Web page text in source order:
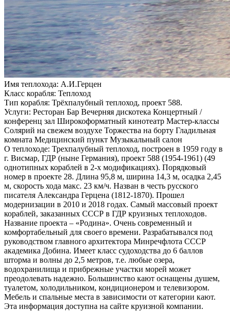
Имя теплохода: А.И.Герцен
Класс корабля: Теплоход
Тип корабля: Трёхпалубный теплоход, проект 588.
Услуги: Ресторан Бар Вечерняя дискотека Концертный /
конференц зал Широкоформатный кинотеатр Мастер-классы
Солярий на свежем воздухе Торжества на борту Гладильная
комната Медицинский пункт Музыкальный салон
О теплоходе: Трехпалубный теплоход, построен в 1959 году в
г. Висмар, ГДР (ныне Германия), проект 588 (1954-1961) (49
однотипных кораблей в 2-х модификациях). Порядковый
номер в проекте 28. Длина 95,8 м, ширина 14,3 м, осадка 2,45
м, скорость хода макс. 23 км/ч. Назван в честь русского
писателя Александра Герцена (1812-1870). Прошел
модернизации в 2010 и 2018 годах. Самый массовый проект
кораблей, заказанных СССР в ГДР круизных теплоходов.
Название проекта – «Родина». Очень современный и
комфортабельный для своего времени. Разрабатывался под
руководством главного архитектора Минречфлота СССР
академика Добина. Имеет класс судоходства до 6 баллов
шторма и волны до 2,5 метров, т.е. любые озера,
водохранилища и прибрежные участки морей может
преодолевать надежно. Большинство кают оснащены душем,
туалетом, холодильником, кондиционером и телевизором.
Мебель и спальные места в зависимости от категории кают.
Эта информация доступна на сайте круизной компании.